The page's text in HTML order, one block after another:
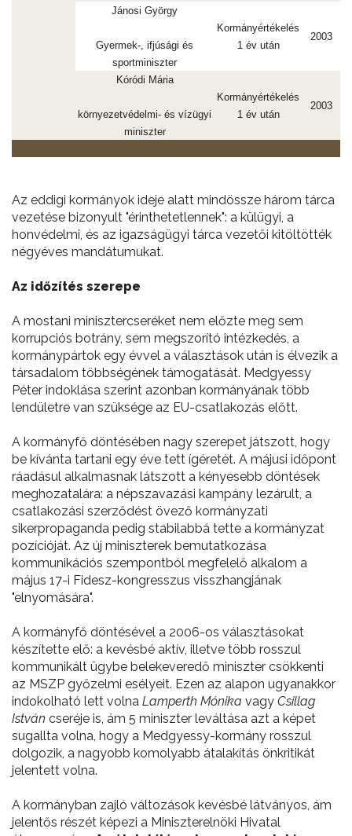
Jánosi György
Gyermek-, ifjúsági és
sportminiszter
Kormányértékelés
1 év után
2003
Kóródi Mária
környezetvédelmi- és vízügyi
miniszter
Kormányértékelés
1 év után
2003
Az eddigi kormányok ideje alatt mindössze három tárca
vezetése bizonyult "érinthetetlennek": a külügyi, a
honvédelmi, és az igazságügyi tárca vezetői kitöltötték
négyéves mandátumukat.
Az időzítés szerepe
A mostani minisztercseréket nem előzte meg sem
korrupciós botrány, sem megszorító intézkedés, a
kormánypártok egy évvel a választások után is élvezik a
társadalom többségének támogatását. Medgyessy
Péter indoklása szerint azonban kormányának több
lendületre van szüksége az EU-csatlakozás előtt.
A kormányfő döntésében nagy szerepet játszott, hogy
be kívánta tartani egy éve tett ígéretét. A májusi időpont
ráadásul alkalmasnak látszott a kényesebb döntések
meghozatalára: a népszavazási kampány lezárult, a
csatlakozási szerződést övező kormányzati
sikerpropaganda pedig stabilabbá tette a kormányzat
pozícióját. Az új miniszterek bemutatkozása
kommunikációs szempontból megfelelő alkalom a
május 17-i Fidesz-kongresszus visszhangjának
"elnyomására".
A kormányfő döntésével a 2006-os választásokat
készítette elő: a kevésbé aktív, illetve több rosszul
kommunikált ügybe belekeveredő miniszter csökkenti
az MSZP győzelmi esélyeit. Ezen az alapon ugyanakkor
indokolható lett volna Lamperth Mónika vagy Csillag
István cseréje is, ám 5 miniszter leváltása azt a képet
sugallta volna, hogy a Medgyessy-kormány rosszul
dolgozik, a nagyobb komolyabb átalakítás önkritikát
jelentett volna.
A kormányban zajló változások kevésbé látványos, ám
jelentős részét képezi a Miniszterelnöki Hivatal